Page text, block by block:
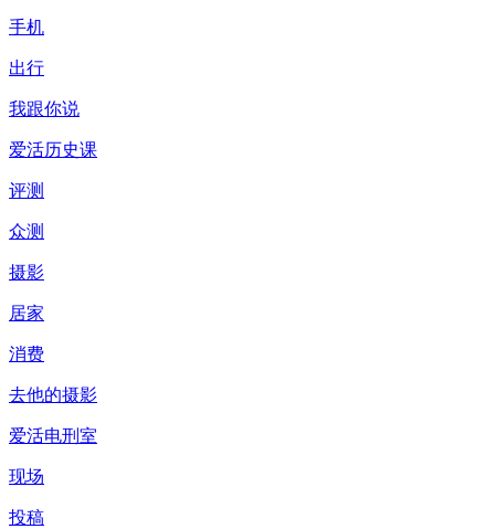
手机
出行
我跟你说
爱活历史课
评测
众测
摄影
居家
消费
去他的摄影
爱活电刑室
现场
投稿